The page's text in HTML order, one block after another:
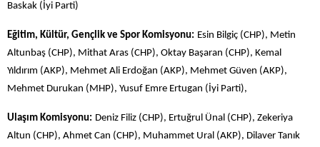
Baskak (İyi Parti)
Eğitim, Kültür, Gençlik ve Spor Komisyonu: Esin Bilgiç (CHP), Metin
Altunbaş (CHP), Mithat Aras (CHP), Oktay Başaran (CHP), Kemal
Yıldırım (AKP), Mehmet Ali Erdoğan (AKP), Mehmet Güven (AKP),
Mehmet Durukan (MHP), Yusuf Emre Ertugan (İyi Parti),
Ulaşım Komisyonu: Deniz Filiz (CHP), Ertuğrul Ünal (CHP), Zekeriya
Altun (CHP), Ahmet Can (CHP), Muhammet Ural (AKP), Dilaver Tanık